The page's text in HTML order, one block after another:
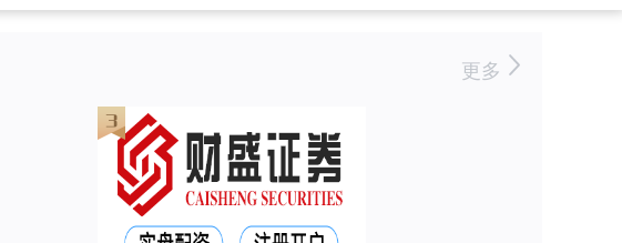
更多